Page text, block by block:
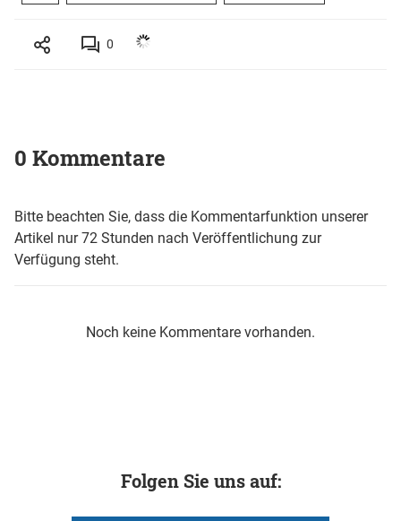
0
0 Kommentare
Bitte beachten Sie, dass die Kommentarfunktion unserer
Artikel nur 72 Stunden nach Veröffentlichung zur
Verfügung steht.
Noch keine Kommentare vorhanden.
Folgen Sie uns auf: